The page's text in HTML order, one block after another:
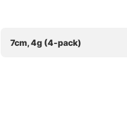
7cm, 4g (4-pack)